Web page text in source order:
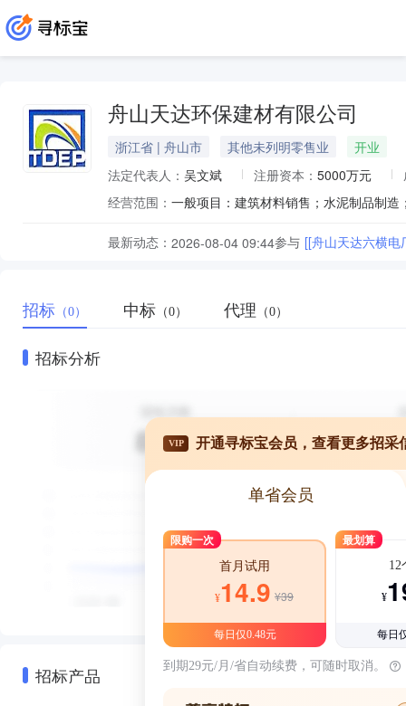
舟山天达环保建材有限公司
浙江省 | 舟山市 其他未列明零售业
开业
法定代表人： 吴文斌 注册资本： 5000万元
经营范围：
最新动态： 2026-08-04 09:44参与 [[舟山天达六横
招标 （0） 中标 （0） 代理 （0）
招标分析
招标产品
VIP 开通寻标宝会员，查看更多招采
单省会员
限购一次
首月试用
¥14.9 ¥39
每日仅0.48元
最划算
12
¥
每日
到期29元/月/省自动续费，可随时取消。